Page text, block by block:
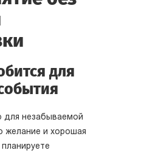
для
для незабываемой
желание и хорошая